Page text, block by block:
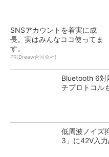
SNSアカウントを着実に成
長。実はみんなココ使ってま
す。
PR(Dreaw合同会社)
Bluetooth 6対
チプロトコル
低周波ノイ
3」に42V入